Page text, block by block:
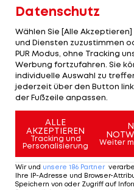
Mannschaft ist giftig
Spieler geben in jedem
macht mich sehr
Slowakei, die ich sehr
Spiel machen werden.“
erlebt, der das Team
so gut motivieren kann.
Mensch. Er gibt jedem
und ein Teil der
Datenschutz
Wählen Sie [Alle
und Diensten zuzustimmen
PUR Modus, ohne Tracking
Werbung fortzufahren. Sie
individuelle Auswahl zu
jederzeit über den Button
der Fußzeile anpassen.
ALLE
AKZEPTIEREN
Tracking und
Personalisierung
Weiter
Wir und unsere 186 Partner
Ihre IP-Adresse und Browser-
Speichern von oder Zugriff auf